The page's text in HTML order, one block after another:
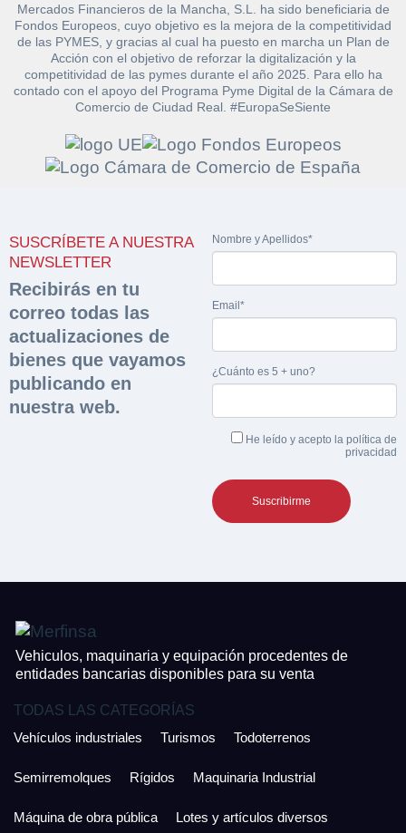
Mercados Financieros de la Mancha, S.L. ha sido beneficiaria de
Fondos Europeos, cuyo objetivo es la mejora de la competitividad
de las PYMES, y gracias al cual ha puesto en marcha un Plan de
Acción con el objetivo de reforzar la digitalización y la
competitividad de las pymes durante el año 2025. Para ello ha
contado con el apoyo del Programa Pyme Digital de la Cámara de
Comercio de Ciudad Real. #EuropaSeSiente
SUSCRÍBETE A NUESTRA
NEWSLETTER
Recibirás en tu
correo todas las
actualizaciones de
bienes que vayamos
publicando en
nuestra web.
Nombre y Apellidos*
Email*
¿Cuánto es 5 + uno?
He leído y acepto la política de
privacidad
Vehiculos, maquinaria y equipación procedentes de
entidades bancarias disponibles para su venta
TODAS LAS CATEGORÍAS
Vehículos industriales
Turismos Todoterrenos
Semirremolques Rígidos Maquinaria Industrial
Máquina de obra pública Lotes y artículos diversos
documentación
sobre la peritación
Rellene este formulario y recibirá en su email el
enlace para descargar la documentación
Nombre y Apellidos*
Hacer Oferta
Razón social*
Teléfono*
Nombre y Apellidos*
Acepto la Política de Privacidad y las Condiciones de Uso.
continuación confirma que estás de acuerdo con ambas.
Sobre Merfinsa
Venta de bienes muebles
Vehículos